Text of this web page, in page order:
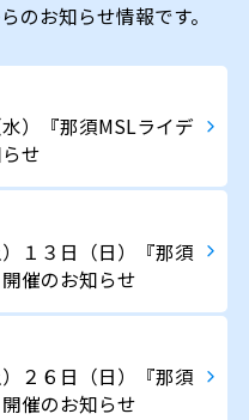
のお知らせ情報です。
）『那須MSLライデ
せ
１３日（日）『那須
催のお知らせ
２６日（日）『那須
催のお知らせ